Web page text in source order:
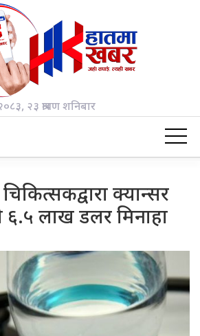
२३ श्रावण शनिबार
क्यान्सर
६.५ लाख डलर मिनाहा